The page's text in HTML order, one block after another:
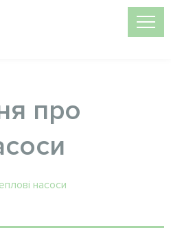
про
насоси